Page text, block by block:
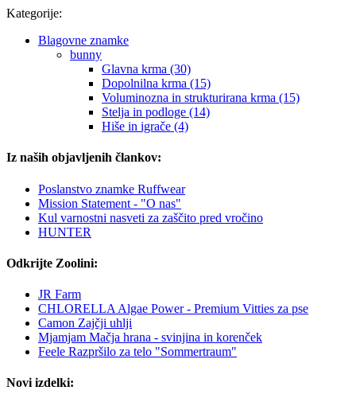
Kategorije:
Blagovne znamke
bunny
Glavna krma (30)
Dopolnilna krma (15)
Voluminozna in strukturirana krma (15)
Stelja in podloge (14)
Hiše in igrače (4)
Iz naših objavljenih člankov:
Poslanstvo znamke Ruffwear
Mission Statement - "O nas"
Kul varnostni nasveti za zaščito pred vročino
HUNTER
Odkrijte Zoolini:
JR Farm
CHLORELLA Algae Power - Premium Vitties za pse
Camon Zajčji uhlji
Mjamjam Mačja hrana - svinjina in korenček
Feele Razpršilo za telo "Sommertraum"
Novi izdelki: